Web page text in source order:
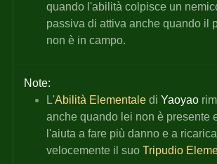
quando l'abilità colpisce un
passiva di attiva anche quando il
non è in campo.
Note:
L'Abilità Elementale di Yaoyao
anche quando lei non è presente
l'aiuta a fare più danno e a
velocemente il suo Tripudio